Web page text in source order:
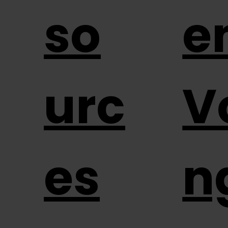
so
urc
es